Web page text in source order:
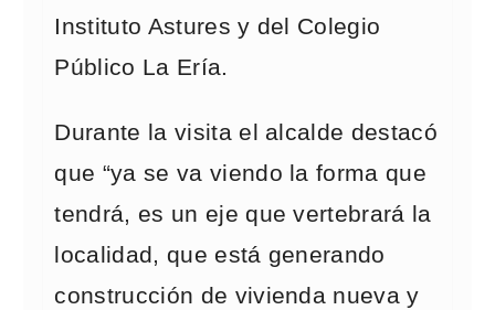
Instituto Astures y del Colegio
Público La Ería.
Durante la visita el alcalde destacó
que “ya se va viendo la forma que
tendrá, es un eje que vertebrará la
localidad, que está generando
construcción de vivienda nueva y